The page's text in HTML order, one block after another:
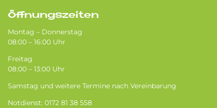
Öffnungszeiten
Montag – Donnerstag
08:00 – 16:00 Uhr
Freitag
08:00 – 13:00 Uhr
Samstag und weitere Termine nach Vereinbarung
Notdienst: 0172 81 38 558